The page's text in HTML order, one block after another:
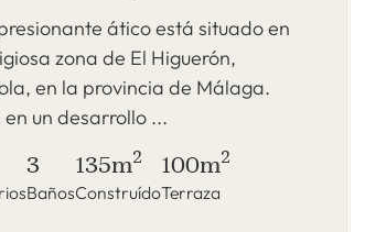
ático está situado en
zona de El Higuerón,
en la provincia de Málaga.
un desarrollo ...
3
Baños
135m2
Construído
100m2
Terraza